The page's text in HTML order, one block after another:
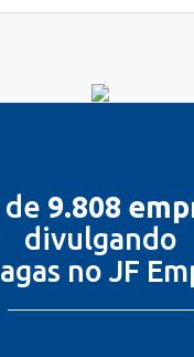
de 9.808
divulgando
no JF